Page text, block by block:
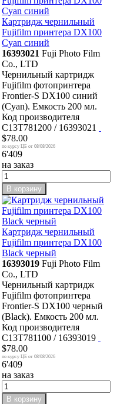
Картридж чернильный
Fujifilm принтера DX100
Cyan синий
16393021 Fuji Photo Film
Co., LTD
Чернильный картридж
Fujifilm фотопринтера
Frontier-S DX100 синий
(Cyan). Емкость 200 мл.
Код производителя
C13T781200 / 16393021
$78.00
08/08/2026
6'409
на заказ
В корзину
Картридж чернильный
Fujifilm принтера DX100
Black черный
16393019 Fuji Photo Film
Co., LTD
Чернильный картридж
Fujifilm фотопринтера
Frontier-S DX100 черный
(Black). Емкость 200 мл.
Код производителя
C13T781100 / 16393019
$78.00
08/08/2026
6'409
на заказ
В корзину